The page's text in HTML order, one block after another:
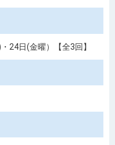
24日(金曜）【全3回】